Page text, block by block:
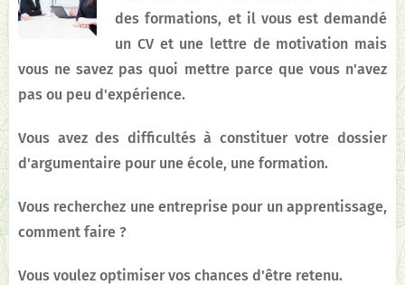
des formations, et il vous est demandé
un CV et une lettre de motivation mais
vous ne savez pas quoi mettre parce que vous n'avez
pas ou peu d'expérience.
Vous avez des difficultés à constituer votre dossier
d'argumentaire pour une école, une formation.
Vous recherchez une entreprise pour un apprentissage,
comment faire ?
Vous voulez optimiser vos chances d'être retenu.